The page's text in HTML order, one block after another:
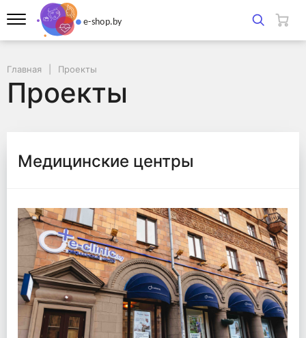
Главная Проекты
Проекты
Медицинские центры